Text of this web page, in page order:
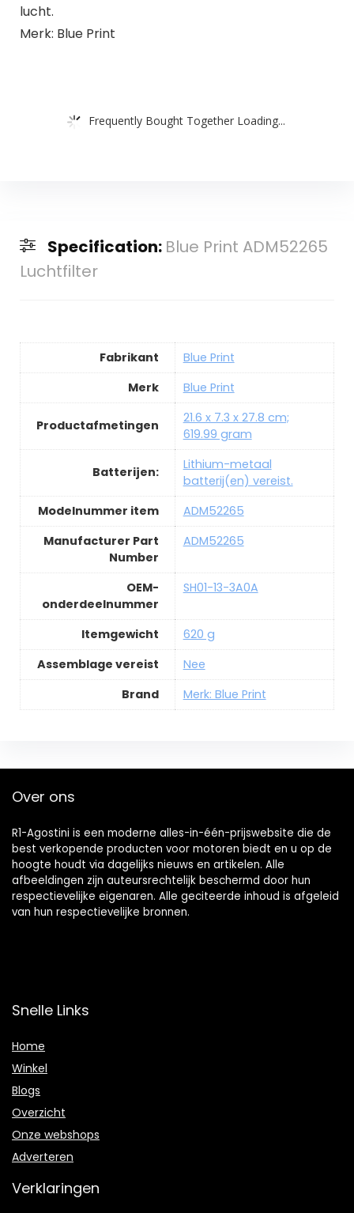
lucht.
Merk: Blue Print
Frequently Bought Together Loading...
Specification: Blue Print ADM52265
Luchtfilter
Fabrikant
Blue Print
Merk
Blue Print
Productafmetingen
21.6 x 7.3 x 27.8 cm;
619.99 gram
Batterijen:
Lithium-metaal
batterij(en) vereist.
Modelnummer item
ADM52265
Manufacturer Part
Number
ADM52265
OEM-
onderdeelnummer
SH01-13-3A0A
Itemgewicht
620 g
Assemblage vereist
Nee
Brand
Merk: Blue Print
Over ons
R1-Agostini is een moderne alles-in-één-prijswebsite die de
best verkopende producten voor motoren biedt en u op de
hoogte houdt via dagelijks nieuws en artikelen. Alle
afbeeldingen zijn auteursrechtelijk beschermd door hun
respectievelijke eigenaren. Alle geciteerde inhoud is afgeleid
van hun respectievelijke bronnen.
Snelle Links
Home
Winkel
Blogs
Overzicht
Onze webshops
Adverteren
Verklaringen